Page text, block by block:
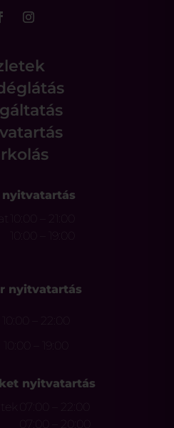
nyitvatartás
nyitvatartás
nyitvatartás